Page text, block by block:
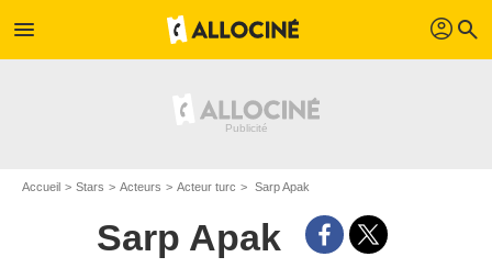
menu profil search
Accueil Stars Acteurs Acteur turc Sarp Apak
Sarp Apak